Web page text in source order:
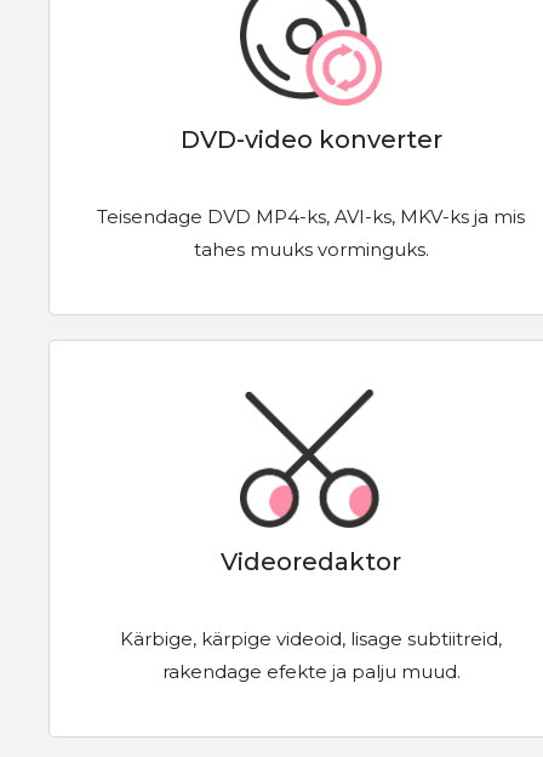
DVD-video konverter
Teisendage DVD MP4-ks, AVI-ks, MKV-ks ja mis
tahes muuks vorminguks.
Videoredaktor
Kärbige, kärpige videoid, lisage subtiitreid,
rakendage efekte ja palju muud.